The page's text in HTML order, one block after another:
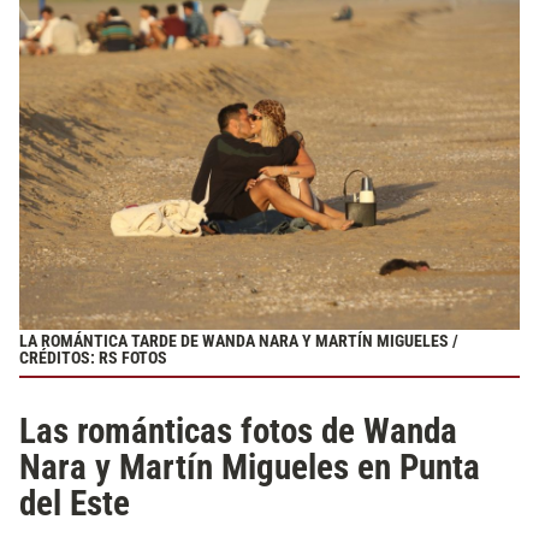
LA ROMÁNTICA TARDE DE WANDA NARA Y MARTÍN MIGUELES /
CRÉDITOS: RS FOTOS
Las románticas fotos de Wanda
Nara y Martín Migueles en Punta
del Este